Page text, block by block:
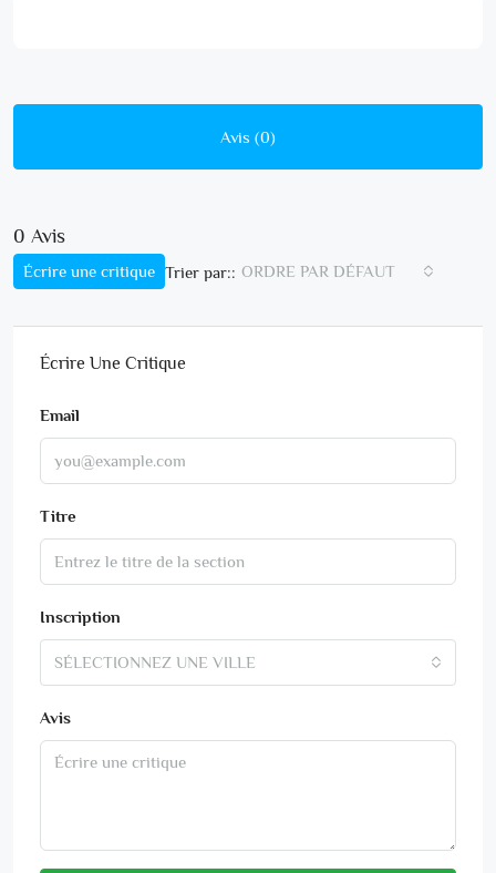
Avis (0)
0 Avis
Trier par:: ORDRE PAR DÉFAUT
Écrire une critique
Écrire Une Critique
Email
Titre
Inscription
SÉLECTIONNEZ UNE VILLE
Avis